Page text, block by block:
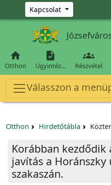
Ugrás a fő tartalomra
Kapcsolat

Otthon

Ügyintéz…

Részvétel
Válasszon a
Otthon Hirdetőtábla
Korábban
javítás a Horánszky
szakaszán.